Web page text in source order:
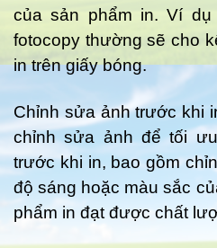
của sản phẩm in. Ví
fotocopy thường sẽ cho
in trên giấy bóng.
Chỉnh sửa ảnh trước khi
chỉnh sửa ảnh để tối
trước khi in, bao gồm
độ sáng hoặc màu sắc
phẩm in đạt được chất